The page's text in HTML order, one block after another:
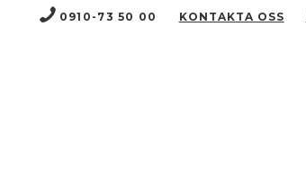
0910-73 50 00 KONTAKTA OSS